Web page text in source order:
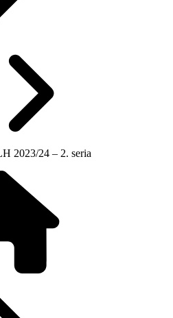
2023/24 – 2. seria